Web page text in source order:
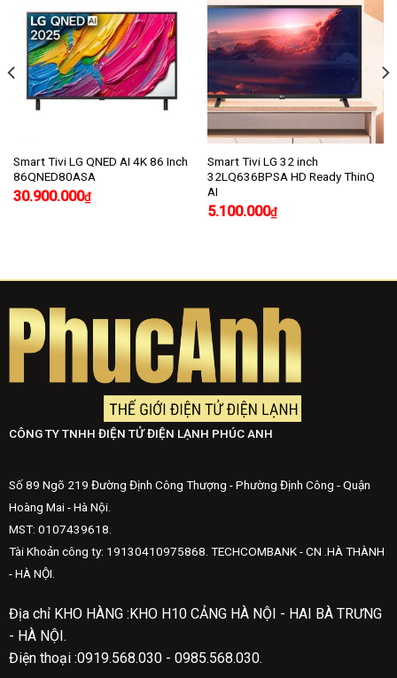
Smart Tivi LG QNED AI 4K 86 Inch
86QNED80ASA
30.900.000₫
Smart Tivi LG 32 inch
32LQ636BPSA HD Ready ThinQ
AI
5.100.000₫
CÔNG TY TNHH ĐIỆN TỬ ĐIỆN LẠNH PHÚC ANH
Số 89 Ngõ 219 Đường Định Công Thượng - Phường Định Công - Quận
Hoàng Mai - Hà Nội.
MST: 0107439618.
Tài Khoản công ty: 19130410975868. TECHCOMBANK - CN .HÀ THÀNH
- HÀ NỘI.
Địa chỉ KHO HÀNG :KHO H10 CẢNG HÀ NỘI - HAI BÀ TRƯNG
- HÀ NỘI.
Điện thoại :0919.568.030 - 0985.568.030.